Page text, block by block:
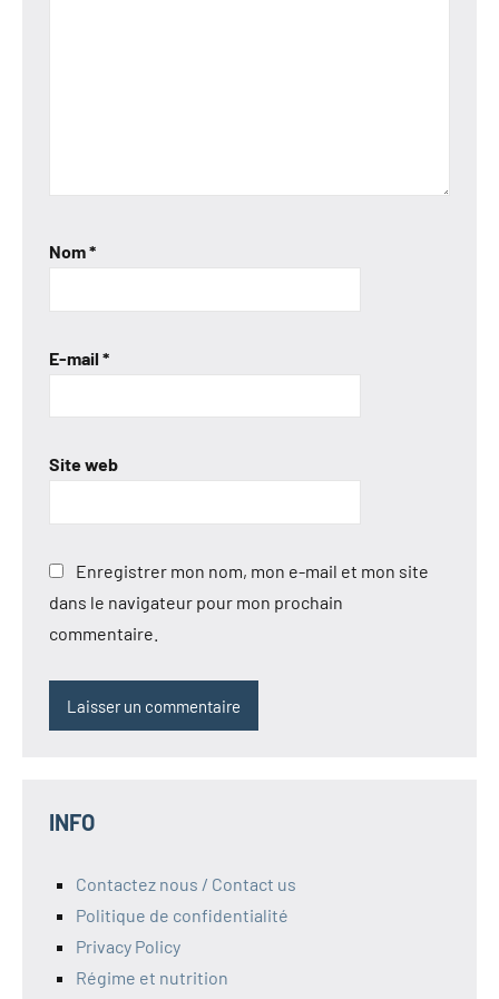
Nom*
E-mail *
Site web
Enregistrer mon nom, mon e-mail et mon site
dans le navigateur pour mon prochain
commentaire.
INFO
Contactez nous / Contact us
Politique de confidentialité
Privacy Policy
Régime et nutrition